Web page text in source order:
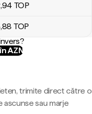
,94 TOP
,88 TOP
AZN
trimite direct către o
ascunse sau marje